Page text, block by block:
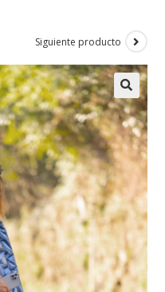
Siguiente producto
🔍